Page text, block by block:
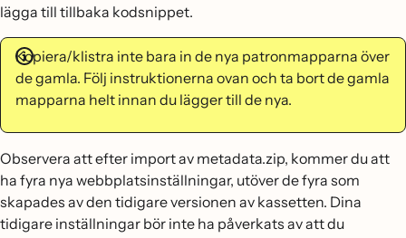
lägga till tillbaka kodsnippet.
Kopiera/klistra inte bara in de nya patronmapparna över
de gamla. Följ instruktionerna ovan och ta bort de gamla
mapparna helt innan du lägger till de nya.
Observera att efter import av metadata.zip, kommer du att
ha fyra nya webbplatsinställningar, utöver de fyra som
skapades av den tidigare versionen av kassetten. Dina
tidigare inställningar bör inte ha påverkats av att du